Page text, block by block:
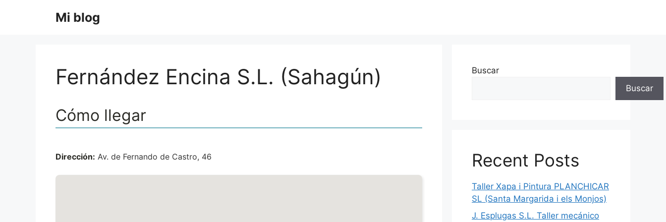
Mi blog
Fernández Encina S.L. (Sahagún)
Cómo llegar
Dirección: Av. de Fernando de Castro, 46
Buscar
Buscar
Recent Posts
Taller Xapa i Pintura PLANCHICAR
SL (Santa Margarida i els Monjos)
J. Esplugas S.L. Taller mecánico